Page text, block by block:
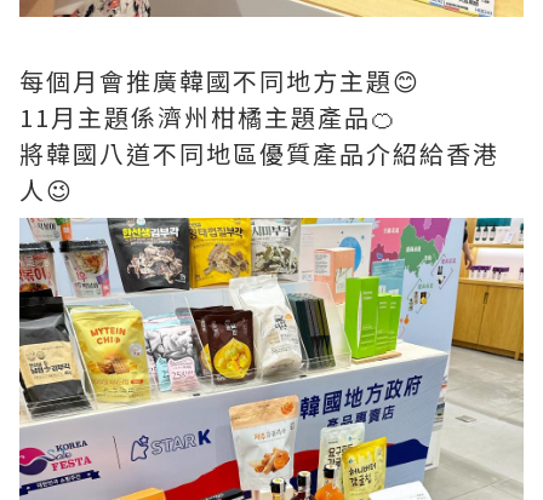
每個月會推廣韓國不同地方主題😊
11月主題係濟州柑橘主題產品🍊
將韓國八道不同地區優質產品介紹給香港
人😉